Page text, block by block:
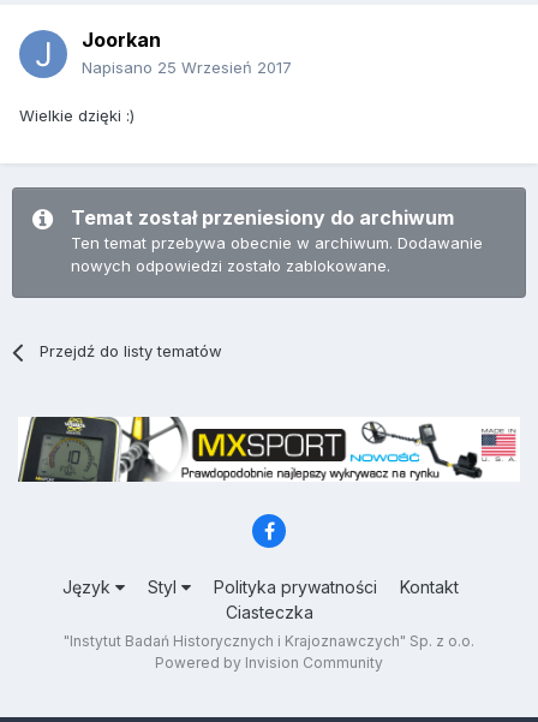
Joorkan
Napisano 25 Wrzesień 2017
Wielkie dzięki :)
Temat został przeniesiony do archiwum
Ten temat przebywa obecnie w archiwum. Dodawanie
nowych odpowiedzi zostało zablokowane.
Przejdź do listy tematów
Język Styl Polityka prywatności
Kontakt
Ciasteczka
"Instytut Badań Historycznych i Krajoznawczych" Sp. z o.o.
Powered by Invision Community